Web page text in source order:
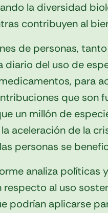
la diversidad
contribuyen al
de personas,
diario del uso de
para
que son
un millón de
aceleración de la
personas se
analiza políticas
al uso
podrían aplicarse